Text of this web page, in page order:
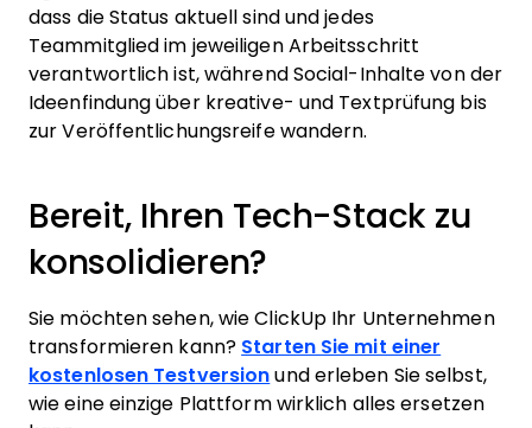
dass die Status aktuell sind und jedes
Teammitglied im jeweiligen Arbeitsschritt
verantwortlich ist, während Social-Inhalte von der
Ideenfindung über kreative- und Textprüfung bis
zur Veröffentlichungsreife wandern.
Bereit, Ihren Tech-Stack zu
konsolidieren?
Sie möchten sehen, wie ClickUp Ihr Unternehmen
transformieren kann? Starten Sie mit einer
kostenlosen Testversion und erleben Sie selbst,
wie eine einzige Plattform wirklich alles ersetzen